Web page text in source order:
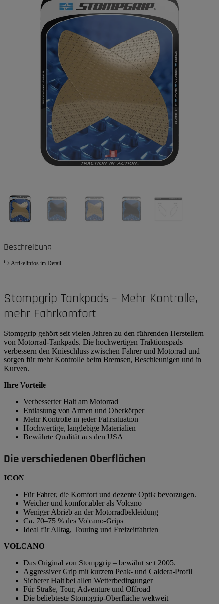
Beschreibung
Artikelinfos im Detail
Stompgrip Tankpads – Mehr Kontrolle,
mehr Fahrkomfort
Stompgrip gehört seit vielen Jahren zu den führenden Herstellern
von Motorrad-Tankpads. Die hochwertigen Traktionspads
verbessern den Knieschluss zwischen Fahrer und Motorrad und
sorgen für mehr Kontrolle beim Bremsen, Beschleunigen und in
Kurven.
Ihre Vorteile
Verbesserter Halt am Motorrad
Entlastung von Armen und Oberkörper
Mehr Kontrolle in jeder Fahrsituation
Hochwertige, langlebige Materialien
Bewährte Qualität aus den USA
Die verschiedenen Oberflächen
ICON
Für Fahrer, die Komfort und dezente Optik bevorzugen.
Weicher und komfortabler als Volcano
Weniger Abrieb an der Motorradbekleidung
Ca. 70–75 % des Volcano-Grips
Ideal für Alltag, Touring und Freizeitfahrten
VOLCANO
Das Original von Stompgrip – bewährt seit 2005.
Aggressiver Grip mit kurzem Peak- und Caldera-Profil
Sicherer Halt bei allen Wetterbedingungen
Für Straße, Tour, Adventure und Offroad
Die beliebteste Stompgrip-Oberfläche weltweit